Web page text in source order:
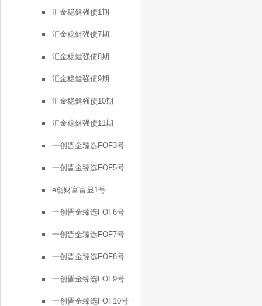
汇金稳健强债1期
汇金稳健强债7期
汇金稳健强债8期
汇金稳健强债9期
汇金稳健强债10期
汇金稳健强债11期
一创晋金臻选FOF3号
一创晋金臻选FOF5号
e创财富富显1号
一创晋金臻选FOF6号
一创晋金臻选FOF7号
一创晋金臻选FOF8号
一创晋金臻选FOF9号
一创晋金臻选FOF10号